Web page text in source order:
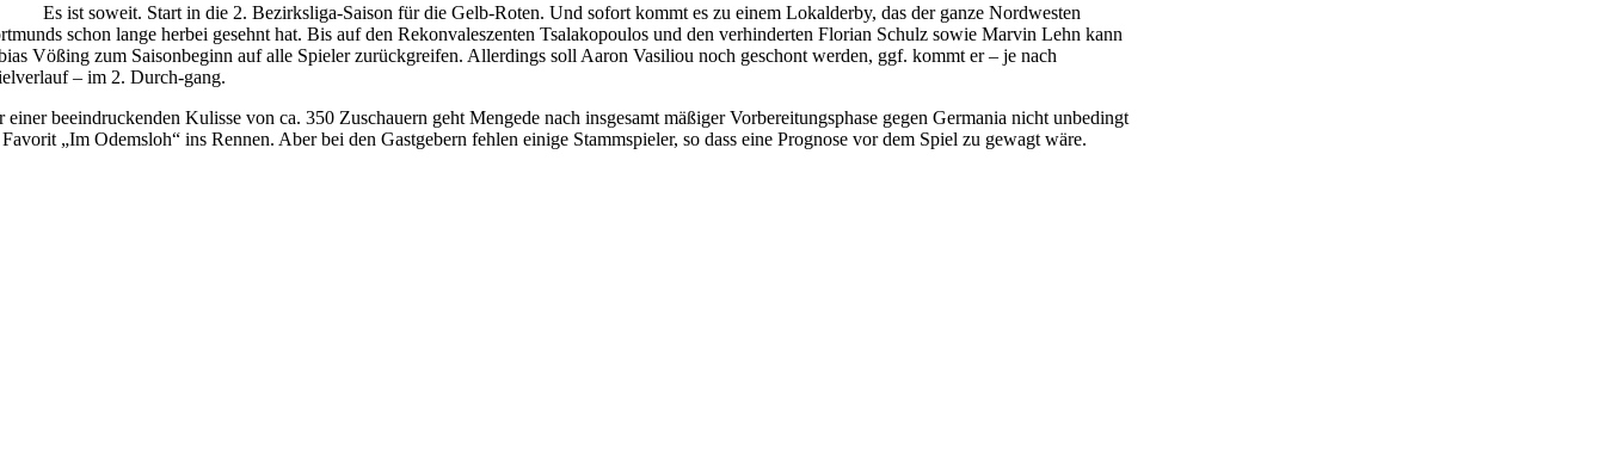
Es ist soweit. Start in die 2. Bezirksliga-Saison für die Gelb-Roten. Und sofort kommt es zu einem Lokalderby, das der ganze Nordwesten
schon lange herbei gesehnt hat. Bis auf den Rekonvaleszenten Tsalakopoulos und den verhinderten Florian Schulz sowie Marvin Lehn kann
Vößing zum Saisonbeginn auf alle Spieler zurückgreifen. Allerdings soll Aaron Vasiliou noch geschont werden, ggf. kommt er – je nach
– im 2. Durch-gang.
einer beeindruckenden Kulisse von ca. 350 Zuschauern geht Mengede nach insgesamt mäßiger Vorbereitungsphase gegen Germania nicht unbedingt
Favorit „Im Odemsloh“ ins Rennen. Aber bei den Gastgebern fehlen einige Stammspieler, so dass eine Prognose vor dem Spiel zu gewagt wäre.